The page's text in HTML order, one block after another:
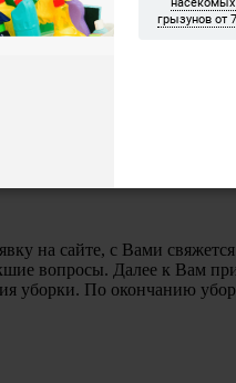
на сайте, с Вами
вопросы. Далее к Вам
уборки. По окончанию